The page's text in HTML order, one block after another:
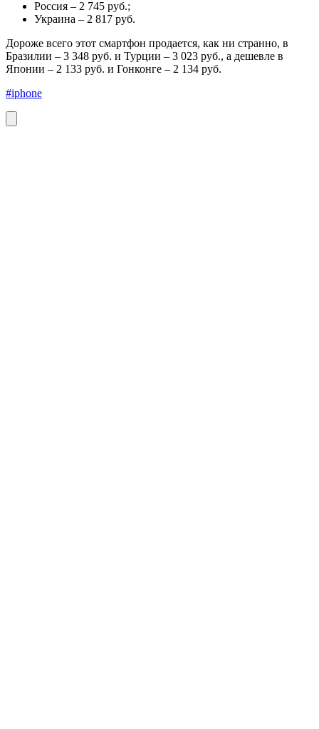
Россия – 2 745 руб.;
Украина – 2 817 руб.
Дороже всего этот смартфон продается, как ни странно, в
Бразилии – 3 348 руб. и Турции – 3 023 руб., а дешевле в
Японии – 2 133 руб. и Гонконге – 2 134 руб.
#iphone